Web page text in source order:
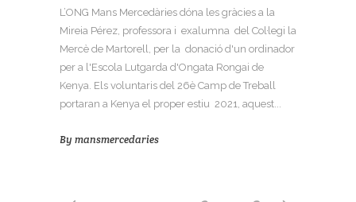
L’ONG Mans Mercedàries dóna les gràcies a la
Mireia Pérez, professora i exalumna del Col·legi la
Mercè de Martorell, per la donació d'un ordinador
per a l'Escola Lutgarda d'Ongata Rongai de
Kenya. Els voluntaris del 26è Camp de Treball
portaran a Kenya el proper estiu 2021, aquest...
By mansmercedaries